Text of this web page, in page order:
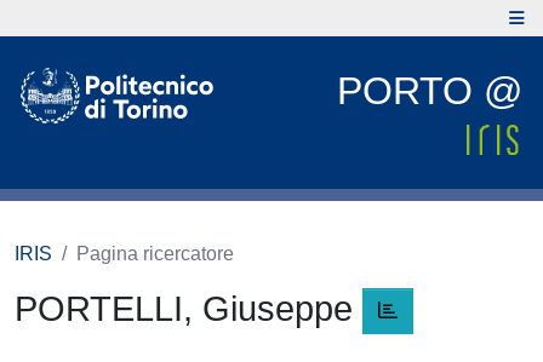
PORTO @
IRIS Pagina ricercatore
PORTELLI, Giuseppe